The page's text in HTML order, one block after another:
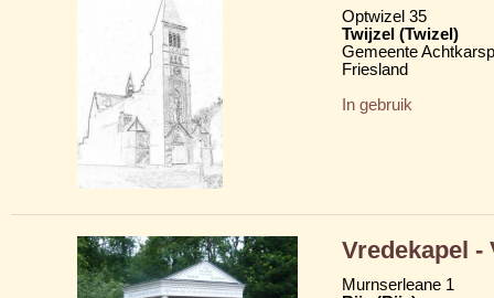
Optwizel 35
Twijzel (Twizel)
Gemeente
Friesland
In gebruik
Vredekapel -
Murnserleane 1